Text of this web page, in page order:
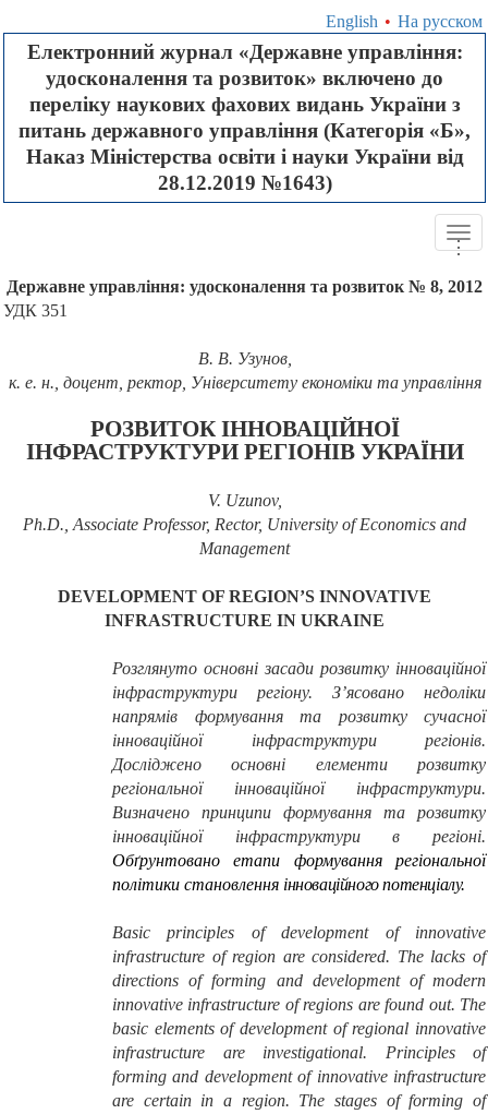
English • На русском
Електронний журнал «Державне управління:
удосконалення та розвиток» включено до
переліку наукових фахових видань України з
питань державного управління (Категорія «Б»,
Наказ Міністерства освіти і науки України від
28.12.2019 №1643)
...
Державне управління: удосконалення та розвиток № 8, 2012
УДК 351
В. В. Узунов,
к. е. н., доцент, ректор, Університету економіки та управління
РОЗВИТОК ІННОВАЦІЙНОЇ
ІНФРАСТРУКТУРИ РЕГІОНІВ УКРАЇНИ
V. Uzunov,
Ph.D., Associate Professor, Rector, University of Economics and
Management
DEVELOPMENT OF REGION’S INNOVATIVE
INFRASTRUCTURE IN UKRAINE
Розглянуто основні засади розвитку інноваційної
інфраструктури регіону. З’ясовано недоліки
напрямів формування та розвитку сучасної
інноваційної інфраструктури регіонів.
Досліджено основні елементи розвитку
регіональної інноваційної інфраструктури.
Визначено принципи формування та розвитку
інноваційної інфраструктури в регіоні.
Обґрунтовано етапи формування регіональної
політики становлення інноваційного потенціалу.
Basic principles of development of innovative
infrastructure of region are considered. The lacks of
directions of forming and development of modern
innovative infrastructure of regions are found out. The
basic elements of development of regional innovative
infrastructure are investigational. Principles of
forming and development of innovative infrastructure
are certain in a region. The stages of forming of